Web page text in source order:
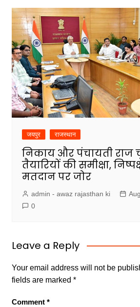
जयपुर राजस्थान
निकाय और पंचायती राज
तैयारियों की समीक्षा,
मतदान पर जोर
admin - awaz rajasthan ki
0
Leave a Reply
Your email address will not be
fields are marked *
Comment *